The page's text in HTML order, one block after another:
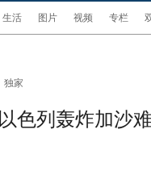
生活 图片 视频 专栏
独家
以色列轰炸加沙